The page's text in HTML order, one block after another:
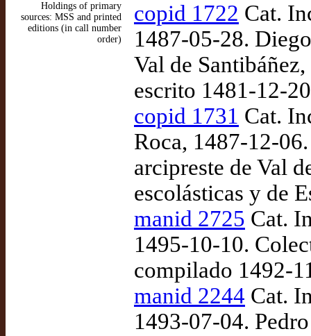
Holdings of primary
sources: MSS and printed
editions (in call number
order)
copid 1722 Cat.
1487-05-28.
Val de
escrito 1481-12-
copid 1731 Cat.
Roca, 1487-12-
arcipreste de Val
escolásticas y de
manid 2725 Cat.
1495-10-10.
compilado 1492-
manid 2244 Cat.
1493-07-04.